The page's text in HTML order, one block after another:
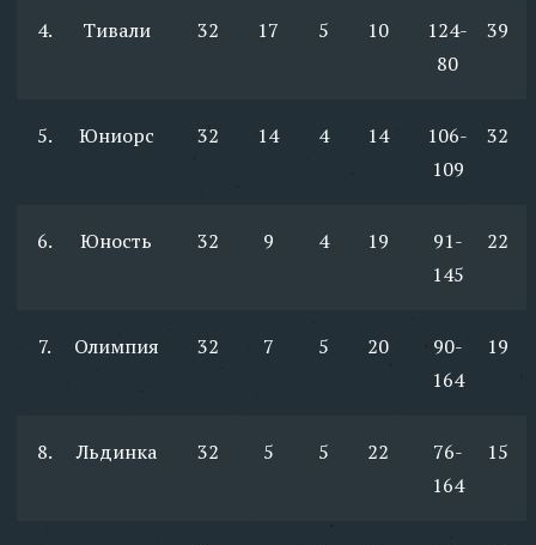
4. Тивали 32 17 5 10
124-
80
39
5. Юниорс 32 14 4 14
106-
109
32
6. Юность 32 9 4 19
91-
145
22
7. Олимпия 32 7 5 20
90-
164
19
8. Льдинка 32 5 5 22
76-
164
15